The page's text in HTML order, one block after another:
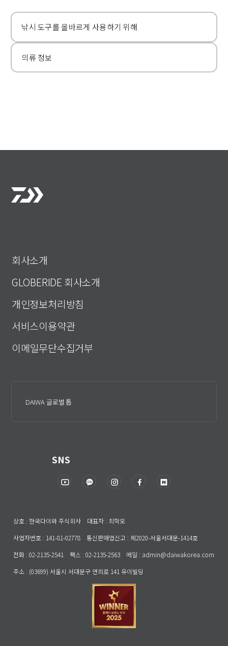
낚시 도구를 올바르게 사용하기 위해
의류 정보
회사소개
GLOBERIDE 회사소개
개인정보처리방침
서비스이용약관
이메일무단수집거부
DAIWA 글로벌 톱
SNS
상호 : 한국다이와 주식회사 대표자 : 최학모
사업자번호 : 141-81-02778 통신판매업신고 : 제2020-서울서대문-1414호
전화 : 02-2135-2541 팩스 : 02-2135-2563 메일 : admin@daiwakorea.com
주소 : (03699) 서울시 서대문구 연희로 141 유이빌딩